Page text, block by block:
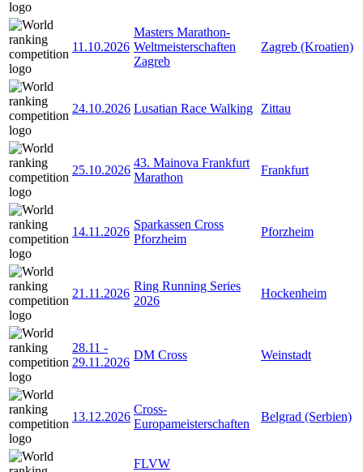
11.10.2026
Masters Marathon-
Weltmeisterschaften
Zagreb
Zagreb (Kroatien)
24.10.2026 Lusatian Race Walking Zittau
25.10.2026
43. Mainova Frankfurt
Marathon
Frankfurt
14.11.2026
Sparkassen Cross
Pforzheim
Pforzheim
21.11.2026
Ring Running Series
2026
Hockenheim
28.11 -
29.11.2026
DM Cross Weinstadt
13.12.2026
Cross-
Europameisterschaften
Belgrad (Serbien)
FLVW